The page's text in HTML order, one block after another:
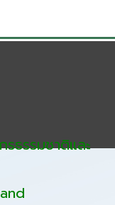
ธรรมชาติและ